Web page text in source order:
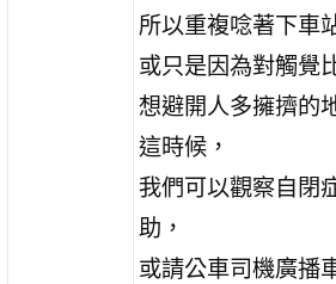
所以重複唸著下車
或只是因為對觸覺
想避開人多擁擠的
這時候，
我們可以觀察自閉
助，
或請公車司機廣播